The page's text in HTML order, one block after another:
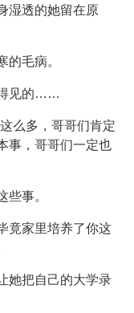
湿透的她留在原
的毛病。
得见的……
么多，哥哥们肯定
事，哥哥们一定也
些事。
竟家里培养了你这
她把自己的大学录